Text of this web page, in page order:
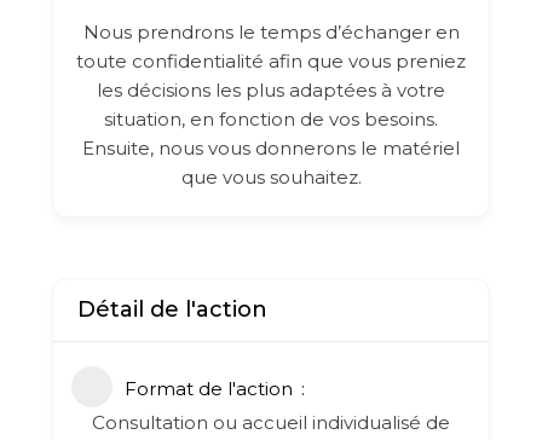
Nous prendrons le temps d’échanger en
toute confidentialité afin que vous preniez
les décisions les plus adaptées à votre
situation, en fonction de vos besoins.
Ensuite, nous vous donnerons le matériel
que vous souhaitez.
Détail de l'action
Format de l'action
Consultation ou accueil individualisé de